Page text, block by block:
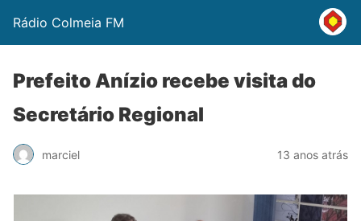
Rádio Colmeia FM
Prefeito Anízio recebe visita do
Secretário Regional
marciel 13 anos atrás